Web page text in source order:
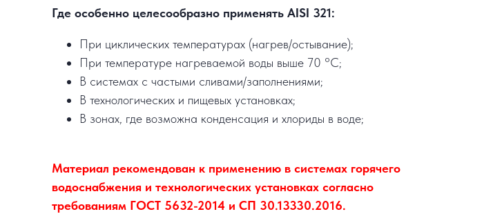
Где особенно целесообразно применять AISI 321:
При циклических температурах (нагрев/остывание);
При температуре нагреваемой воды выше 70 °C;
В системах с частыми сливами/заполнениями;
В технологических и пищевых установках;
В зонах, где возможна конденсация и хлориды в воде;
Материал рекомендован к применению в системах горячего
водоснабжения и технологических установках согласно
требованиям ГОСТ 5632-2014 и СП 30.13330.2016.